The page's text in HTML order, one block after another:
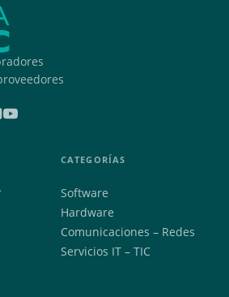
CATEGORÍAS
Software
Hardware
Comunicaciones – Redes
Servicios IT – TIC